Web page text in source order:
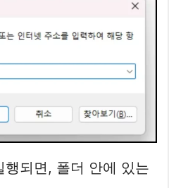
행되면, 폴더 안에 있는